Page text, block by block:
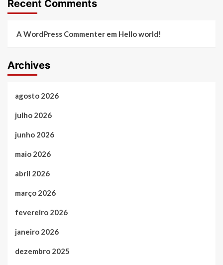
Recent Comments
A WordPress Commenter em Hello world!
Archives
agosto 2026
julho 2026
junho 2026
maio 2026
abril 2026
março 2026
fevereiro 2026
janeiro 2026
dezembro 2025